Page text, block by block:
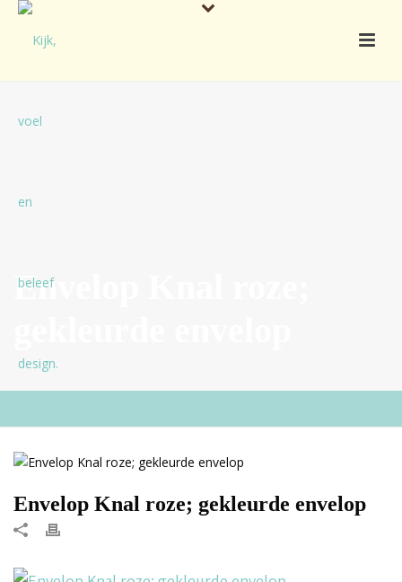
Envelop Knal roze;
Envelop Knal roze; gekleurde envelop